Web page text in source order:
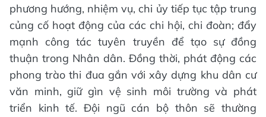
phương hướng, nhiệm vụ, chi ủy tiếp tục tập trung
củng cố hoạt động của các chi hội, chi đoàn; đẩy
mạnh công tác tuyên truyền để tạo sự đồng
thuận trong Nhân dân. Đồng thời, phát động các
phong trào thi đua gắn với xây dựng khu dân cư
văn minh, giữ gìn vệ sinh môi trường và phát
triển kinh tế. Đội ngũ cán bộ thôn sẽ thường